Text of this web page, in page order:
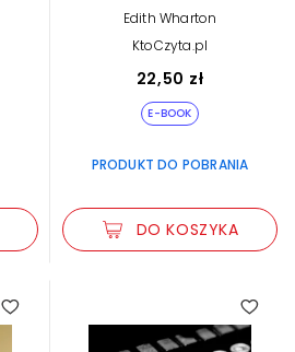
Edith Wharton
KtoCzyta.pl
22,50 zł
E-BOOK
PRODUKT DO POBRANIA
DO KOSZYKA